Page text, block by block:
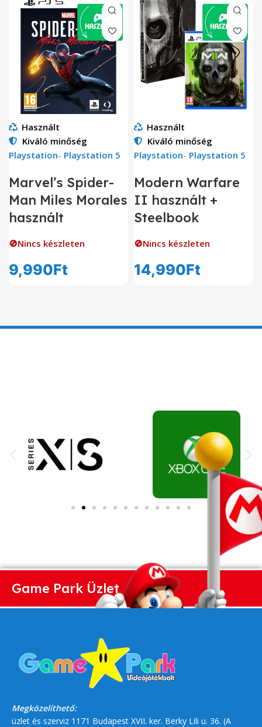
Használt
Kiváló minőség
Playstation- Playstation 5
Marvel’s Spider-
Man Miles Morales
használt
🚫Nincs készleten
9,990Ft
Használt
Kiváló minőség
Playstation- Playstation 5
Modern Warfare
II használt +
Steelbook
🚫Nincs készleten
14,990Ft
Game Park Üzlet
Megközelíthető:
üzlet és szerviz 1171 Budapest XVII. ker. Berky Lili u. 36. (A